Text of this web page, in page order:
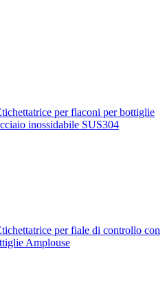
per flaconi per bottiglie
inossidabile SUS304
per fiale di controllo con
Amplouse